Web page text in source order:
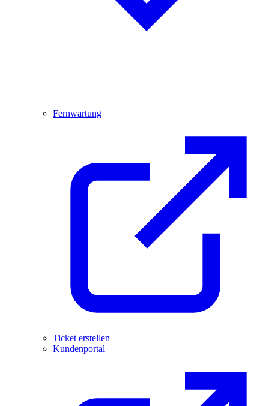
Fernwartung
Ticket erstellen
Kundenportal